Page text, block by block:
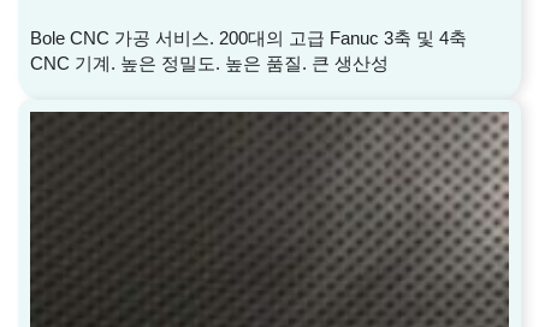
Bole CNC 가공 서비스. 200대의 고급 Fanuc 3축 및 4축
CNC 기계. 높은 정밀도. 높은 품질. 큰 생산성